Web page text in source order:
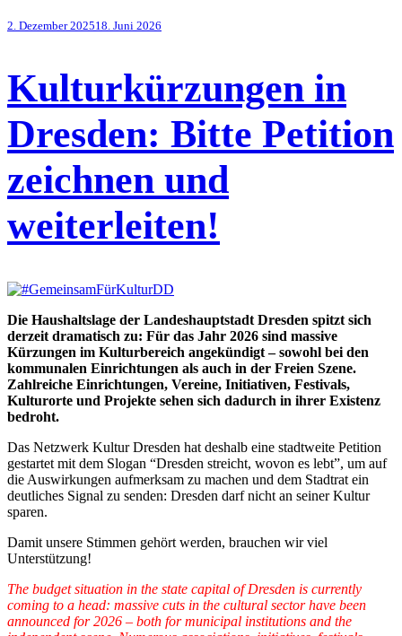
Veröffentlicht
2. Dezember 202518. Juni 2026
Kulturkürzungen in
Dresden: Bitte Petition
zeichnen und
weiterleiten!
Die Haushaltslage der Landeshauptstadt Dresden spitzt sich
derzeit dramatisch zu: Für das Jahr 2026 sind massive
Kürzungen im Kulturbereich angekündigt – sowohl bei den
kommunalen Einrichtungen als auch in der Freien Szene.
Zahlreiche Einrichtungen, Vereine, Initiativen, Festivals,
Kulturorte und Projekte sehen sich dadurch in ihrer Existenz
bedroht.
Das Netzwerk Kultur Dresden hat deshalb eine stadtweite Petition
gestartet mit dem Slogan “Dresden streicht, wovon es lebt”, um auf
die Auswirkungen aufmerksam zu machen und dem Stadtrat ein
deutliches Signal zu senden: Dresden darf nicht an seiner Kultur
sparen.
Damit unsere Stimmen gehört werden, brauchen wir viel
Unterstützung!
The budget situation in the state capital of Dresden is currently
coming to a head: massive cuts in the cultural sector have been
announced for 2026 – both for municipal institutions and the